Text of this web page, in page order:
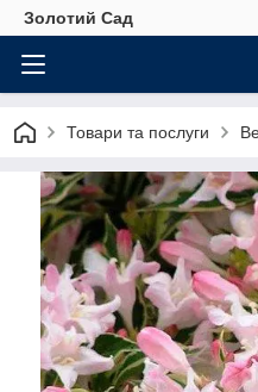
Золотий Сад
Товари та послуги